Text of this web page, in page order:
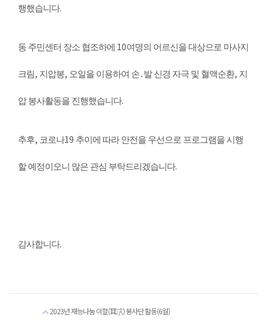
행했습니다.
동 주민센터 장소 협조하에 10여명의 어르신을 대상으로 마사지
크림, 지압봉, 오일을 이용하여 손․발 신경 자극 및 혈액순환, 지
압 봉사활동을 진행했습니다.
추후, 코로나19 추이에 따라 안전을 우선으로 프로그램을 시행
할 예정이오니 많은 관심 부탁드리겠습니다.
감사합니다.
2023년 재능나눔 이혈(耳泬) 봉사단 활동(6월)